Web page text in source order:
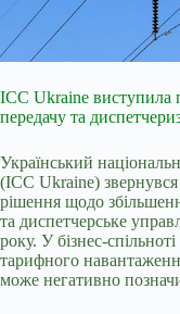
ICC Ukraine виступила
передачу та
Український
(ICC Ukraine)
рішення щодо
та диспетчерське
року. У бізнес-
тарифного
може негативно